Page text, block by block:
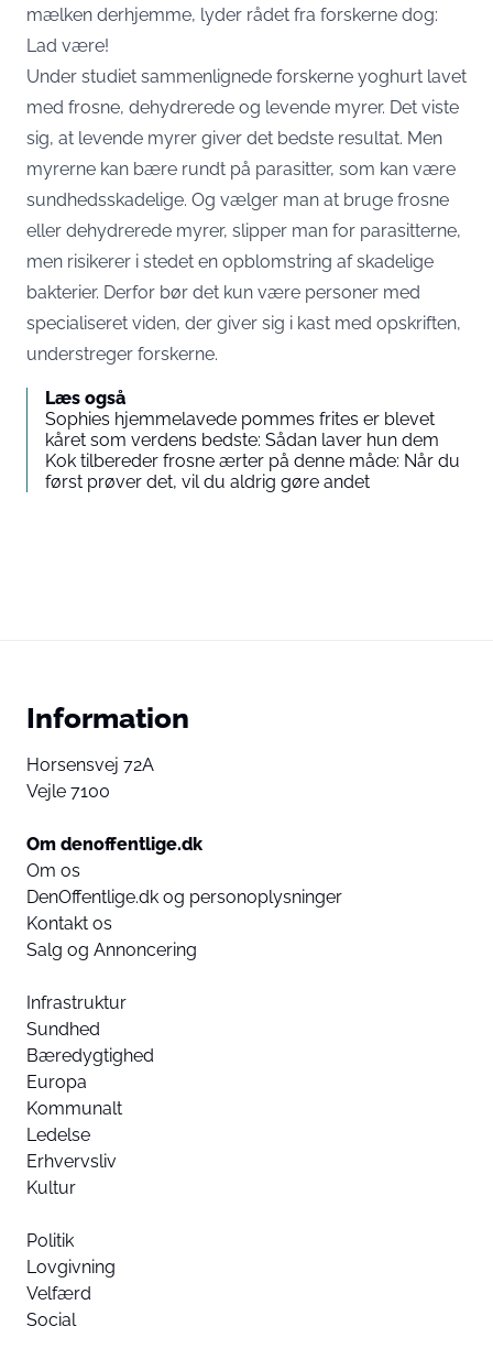
mælken derhjemme, lyder rådet fra forskerne dog:
Lad være!
Under studiet sammenlignede forskerne yoghurt lavet
med frosne, dehydrerede og levende myrer. Det viste
sig, at levende myrer giver det bedste resultat. Men
myrerne kan bære rundt på parasitter, som kan være
sundhedsskadelige. Og vælger man at bruge frosne
eller dehydrerede myrer, slipper man for parasitterne,
men risikerer i stedet en opblomstring af skadelige
bakterier. Derfor bør det kun være personer med
specialiseret viden, der giver sig i kast med opskriften,
understreger forskerne.
Læs også
Sophies hjemmelavede pommes frites er blevet
kåret som verdens bedste: Sådan laver hun dem
Kok tilbereder frosne ærter på denne måde: Når du
først prøver det, vil du aldrig gøre andet
Information
Horsensvej 72A
Vejle 7100
Om denoffentlige.dk
Om os
DenOffentlige.dk og personoplysninger
Kontakt os
Salg og Annoncering
Infrastruktur
Sundhed
Bæredygtighed
Europa
Kommunalt
Ledelse
Erhvervsliv
Kultur
Politik
Lovgivning
Velfærd
Social